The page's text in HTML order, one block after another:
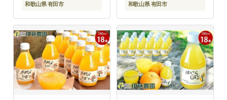
和歌山県 有田市 和歌山県 有田市